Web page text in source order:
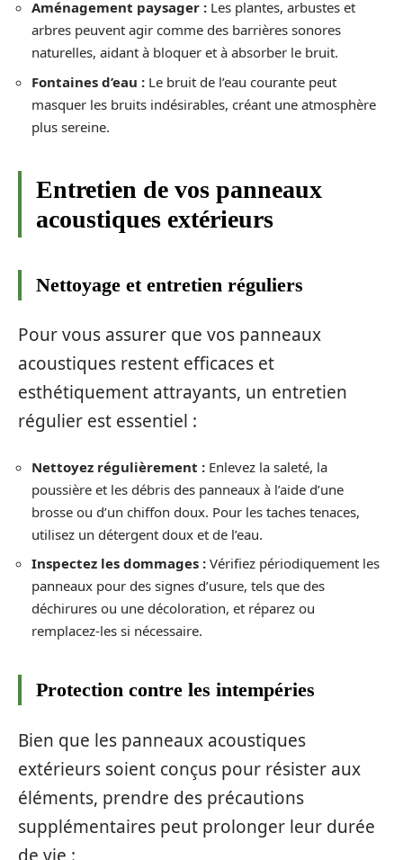
Aménagement paysager : Les plantes, arbustes et
arbres peuvent agir comme des barrières sonores
naturelles, aidant à bloquer et à absorber le bruit.
Fontaines d’eau : Le bruit de l’eau courante peut
masquer les bruits indésirables, créant une atmosphère
plus sereine.
Entretien de vos panneaux
acoustiques extérieurs
Nettoyage et entretien réguliers
Pour vous assurer que vos panneaux
acoustiques restent efficaces et
esthétiquement attrayants, un entretien
régulier est essentiel :
Nettoyez régulièrement : Enlevez la saleté, la
poussière et les débris des panneaux à l’aide d’une
brosse ou d’un chiffon doux. Pour les taches tenaces,
utilisez un détergent doux et de l’eau.
Inspectez les dommages : Vérifiez périodiquement les
panneaux pour des signes d’usure, tels que des
déchirures ou une décoloration, et réparez ou
remplacez-les si nécessaire.
Protection contre les intempéries
Bien que les panneaux acoustiques
extérieurs soient conçus pour résister aux
éléments, prendre des précautions
supplémentaires peut prolonger leur durée